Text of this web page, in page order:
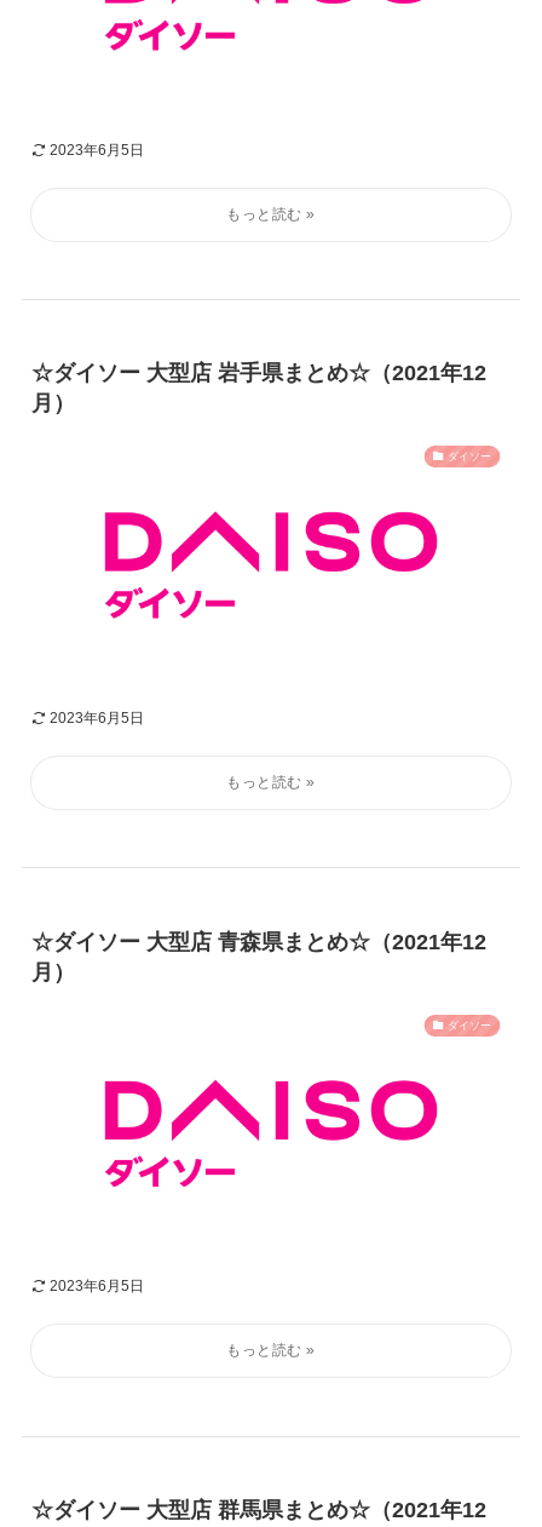
2023年6月5日
☆ダイソー 大型店 岩手県まとめ☆（2021年12
月）
ダイソー
2023年6月5日
☆ダイソー 大型店 青森県まとめ☆（2021年12
月）
ダイソー
2023年6月5日
☆ダイソー 大型店 群馬県まとめ☆（2021年12